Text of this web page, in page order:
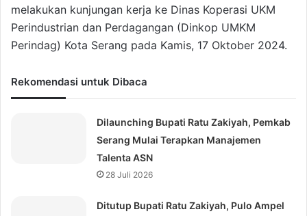
melakukan kunjungan kerja ke Dinas Koperasi UKM
Perindustrian dan Perdagangan (Dinkop UMKM
Perindag) Kota Serang pada Kamis, 17 Oktober 2024.
Rekomendasi untuk Dibaca
Dilaunching Bupati Ratu Zakiyah, Pemkab
Serang Mulai Terapkan Manajemen
Talenta ASN
28 Juli 2026
Ditutup Bupati Ratu Zakiyah, Pulo Ampel